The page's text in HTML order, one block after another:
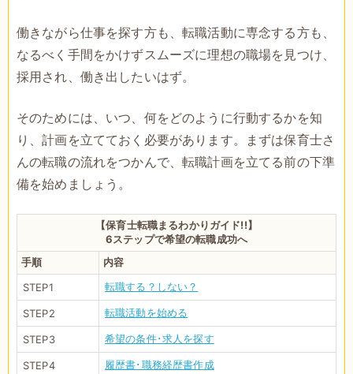
働きながら仕事を探す方も、転職活動に専念する方も、
なるべく手間をかけずスムーズに理想の職場を見つけ、
採用され、働き出したいはず。
そのためには、いつ、何をどのように行動するかを知
り、計画を立てておく必要があります。まずは保育士さ
んの転職の流れをつかんで、転職計画を立てる前の下準
備を始めましょう。
【保育士転職まるわかりガイド!!】
6ステップで希望の転職成功へ
手順
内容
STEP1
転職する？しない？
STEP2 転職活動を始める
STEP3 希望の条件･求人を探す
STEP4 履歴書･職務経歴書作成